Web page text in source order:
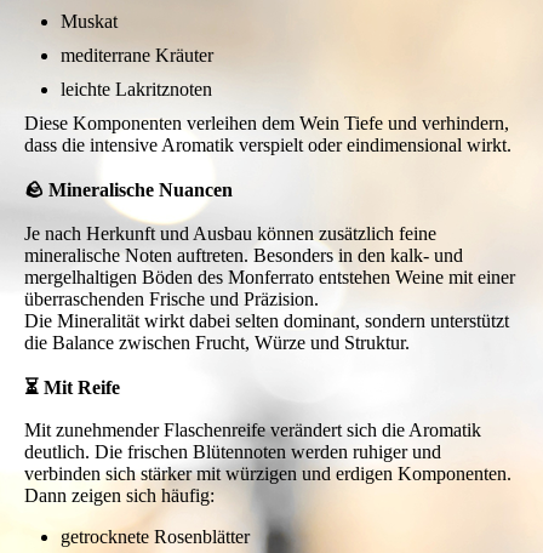
Muskat
mediterrane Kräuter
leichte Lakritznoten
Diese Komponenten verleihen dem Wein Tiefe und verhindern,
dass die intensive Aromatik verspielt oder eindimensional wirkt.
🪨 Mineralische Nuancen
Je nach Herkunft und Ausbau können zusätzlich feine
mineralische Noten auftreten. Besonders in den kalk- und
mergelhaltigen Böden des Monferrato entstehen Weine mit einer
überraschenden Frische und Präzision.
Die Mineralität wirkt dabei selten dominant, sondern unterstützt
die Balance zwischen Frucht, Würze und Struktur.
⏳ Mit Reife
Mit zunehmender Flaschenreife verändert sich die Aromatik
deutlich. Die frischen Blütennoten werden ruhiger und
verbinden sich stärker mit würzigen und erdigen Komponenten.
Dann zeigen sich häufig:
getrocknete Rosenblätter